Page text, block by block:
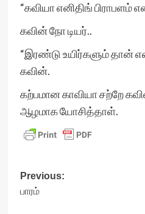
“கவியா எனிதிங் பிராபளம்
கவின் நோ டியர்..
“இரண்டு உயிர்களும் தான்
கவின்.
கற்பமான காவியா சற்றே
ஆழமாக யோசித்தாள்.
Post
navigation
Previous:
பாரம்